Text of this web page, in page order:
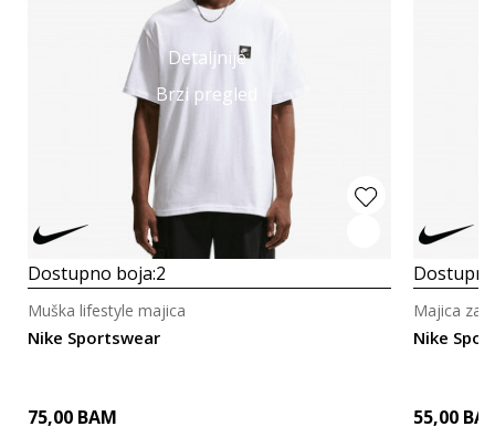
Detaljnije
Brzi pregled
Dostupno boja:2
Nike Sportswear
Muška lifestyle majica
75,00 BAM
Nike
Majica za
55,00